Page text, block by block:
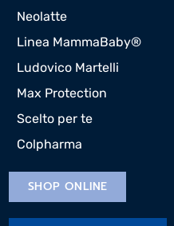
Neolatte
Linea MammaBaby®
Ludovico Martelli
Max Protection
Scelto per te
Colpharma
SHOP ONLINE